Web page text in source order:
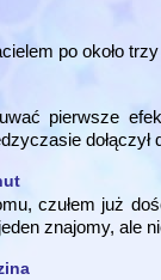
po około
pierwsze
czułem już
znajomy, ale